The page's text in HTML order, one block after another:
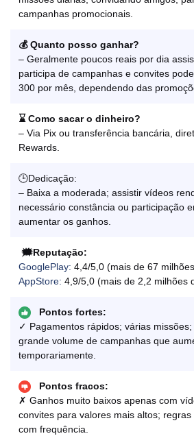
campanhas promocionais.
💰 Quanto posso ganhar?
– Geralmente poucos reais por dia
participa de campanhas e convites
300 por mês, dependendo das
⌛ Como sacar o dinheiro?
– Via Pix ou transferência bancária,
Rewards.
🕒Dedicação:
– Baixa a moderada; assistir vídeos
necessário constância ou participação
aumentar os ganhos.
🗯️Reputação:
GooglePlay: 4,4/5,0 (mais de 67
AppStore: 4,9/5,0 (mais de 2,2 milhões
Pontos fortes:
✓ Pagamentos rápidos; várias
grande volume de campanhas que
temporariamente.
Pontos fracos:
✗ Ganhos muito baixos apenas com
convites para valores mais altos;
com frequência.